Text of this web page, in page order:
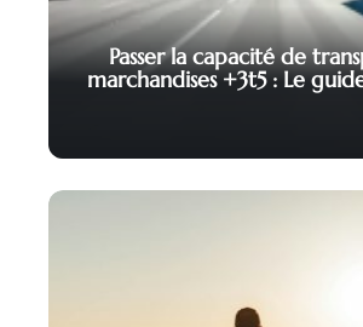
Passer la capacité de
marchandises +3t5 : Le